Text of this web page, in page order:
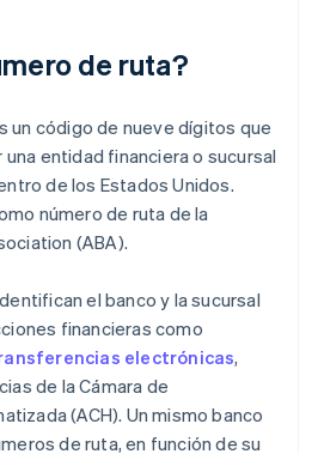
de ruta?
un código de nueve dígitos que
entidad financiera o sucursal
de los Estados Unidos.
número de ruta de la
(ABA).
el banco y la sucursal
financieras como
electrónicas,
de la Cámara de
(ACH). Un mismo banco
de ruta, en función de su